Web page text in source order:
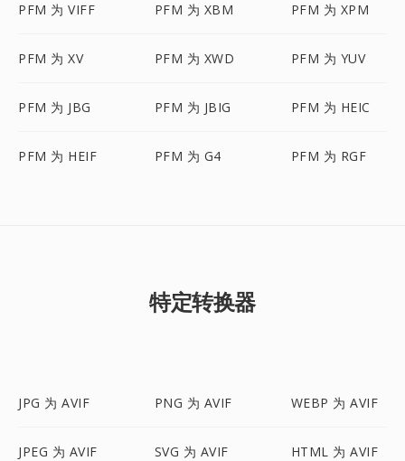
PFM 为 VIFF PFM 为 XBM PFM 为 XPM
PFM 为 XV PFM 为 XWD PFM 为 YUV
PFM 为 JBG PFM 为 JBIG PFM 为 HEIC
PFM 为 HEIF PFM 为 G4 PFM 为 RGF
特定转换器
JPG 为 AVIF PNG 为 AVIF WEBP 为 AVIF
JPEG 为 AVIF SVG 为 AVIF HTML 为 AVIF